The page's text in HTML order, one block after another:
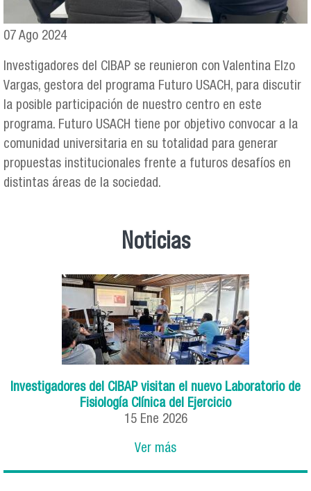
07 Ago 2024
Investigadores del CIBAP se reunieron con Valentina Elzo
Vargas, gestora del programa Futuro USACH, para discutir
la posible participación de nuestro centro en este
programa. Futuro USACH tiene por objetivo convocar a la
comunidad universitaria en su totalidad para generar
propuestas institucionales frente a futuros desafíos en
distintas áreas de la sociedad.
Noticias
Investigadores del CIBAP visitan el nuevo Laboratorio de
Fisiología Clínica del Ejercicio
15 Ene 2026
Ver más